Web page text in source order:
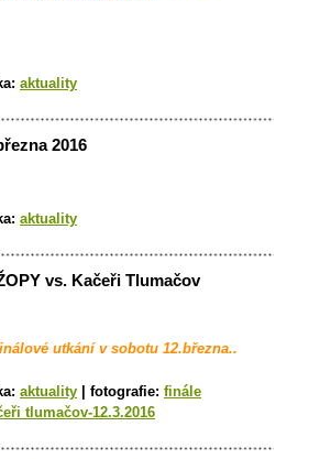
aktuality
2016
aktuality
vs. Kačeři Tlumačov
utkání v sobotu 12.března..
aktuality fotografie: finále
tlumačov-12.3.2016